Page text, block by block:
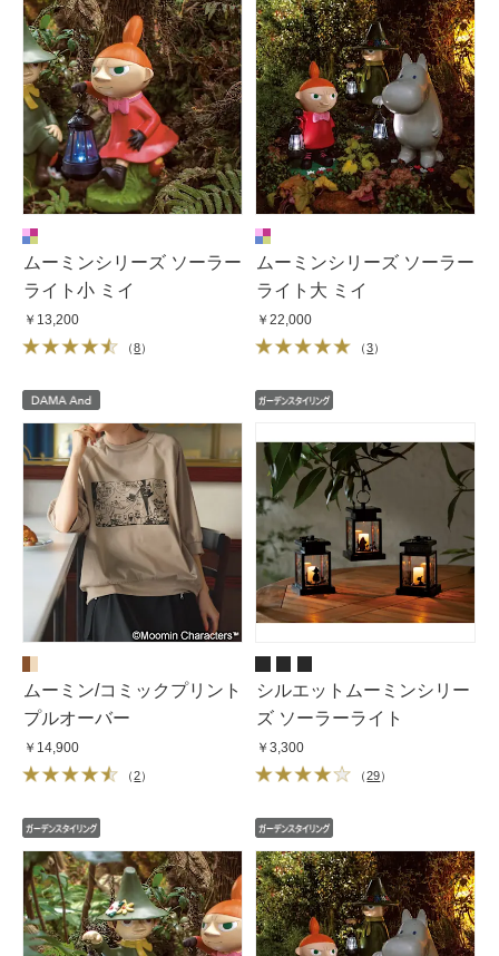
ムーミンシリーズ ソーラー
ライト小 ミイ
￥13,200
（8）
ムーミンシリーズ ソーラー
ライト大 ミイ
￥22,000
（3）
ムーミン/コミックプリント
プルオーバー
￥14,900
（2）
シルエットムーミンシリー
ズ ソーラーライト
￥3,300
（29）